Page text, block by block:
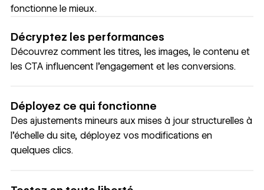
fonctionne le mieux.
Décryptez les performances
Découvrez comment les titres, les images, le contenu et
les CTA influencent l’engagement et les conversions.
Déployez ce qui fonctionne
Des ajustements mineurs aux mises à jour structurelles à
l’échelle du site, déployez vos modifications en
quelques clics.